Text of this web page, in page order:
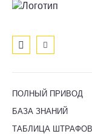
ПОЛНЫЙ ПРИВОД
БАЗА ЗНАНИЙ
ТАБЛИЦА ШТРАФОВ